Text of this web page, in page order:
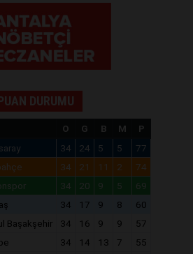
DURUMU
O G B M
P
34 24 5 5
77
34 21 11 2
74
34 20 9 5
69
34 17 9 8
60
Başakşehir 34 16 9 9
57
34 14 13 7
55